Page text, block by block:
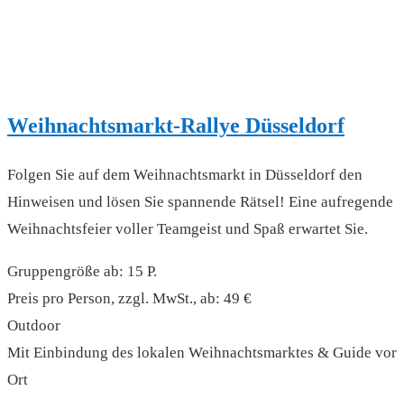
Weihnachtsmarkt-Rallye Düsseldorf
Folgen Sie auf dem Weihnachtsmarkt in Düsseldorf den
Hinweisen und lösen Sie spannende Rätsel! Eine aufregende
Weihnachtsfeier voller Teamgeist und Spaß erwartet Sie.
Gruppengröße ab: 15 P.
Preis pro Person, zzgl. MwSt., ab: 49 €
Outdoor
Mit Einbindung des lokalen Weihnachtsmarktes & Guide vor
Ort